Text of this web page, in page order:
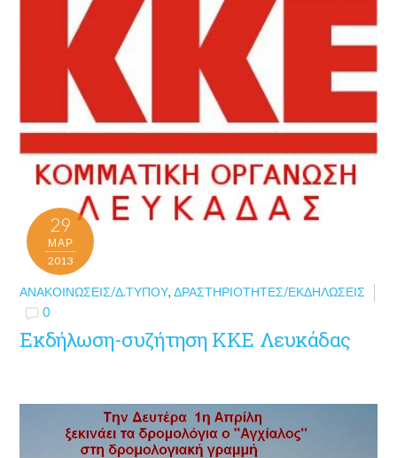
29
ΜΑΡ
2013
ΑΝΑΚΟΙΝΏΣΕΙΣ/Δ.ΤΎΠΟΥ,ΔΡΑΣΤΗΡΙΌΤΗΤΕΣ/ΕΚΔΗΛΏΣΕΙΣ
0
Εκδήλωση-συζήτηση ΚΚΕ Λευκάδας